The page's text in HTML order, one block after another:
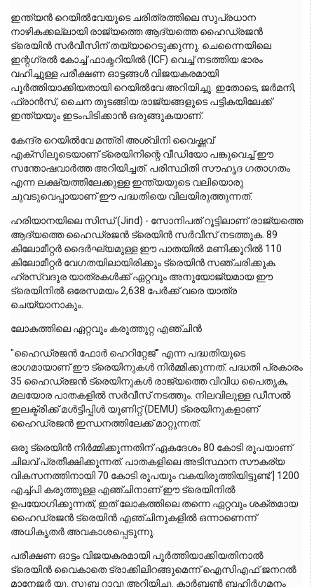
ഇന്ത്യൻ റെയിൽവേയുടെ ചരിത്രത്തിലെ സുപ്രധാന
നാഴികക്കല്ലായി രാജ്യത്തെ ആദ്യത്തെ ഹൈഡ്രജൻ
ട്രെയിൻ സർവീസിന് തയ്യാറെടുക്കുന്നു. ചെന്നൈയിലെ
ഇന്റഗ്രൽ കോച്ച് ഫാക്ടറിയിൽ (ICF) വെച്ച് നടത്തിയ ഭാരം
വഹിച്ചുള്ള പരീക്ഷണ ഓട്ടങ്ങൾ വിജയകരമായി
പൂർത്തിയാക്കിയതായി റെയിൽവേ അറിയിച്ചു. ഇതോടെ, ജർമനി,
ഫ്രാൻസ്, ചൈന തുടങ്ങിയ രാജ്യങ്ങളുടെ പട്ടികയിലേക്ക്
ഇന്ത്യയും ഇടംപിടിക്കാൻ ഒരുങ്ങുകയാണ്.
കേന്ദ്ര റെയിൽവേ മന്ത്രി അശ്വിനി വൈഷ്ണവ്
എക്‌സിലൂടെയാണ് ട്രെയിനിന്റെ വീഡിയോ പങ്കുവെച്ച് ഈ
സന്തോഷവാർത്ത അറിയിച്ചത്. പരിസ്ഥിതി സൗഹൃദ ഗതാഗതം
എന്ന ലക്ഷ്യത്തിലേക്കുള്ള ഇന്ത്യയുടെ വലിയൊരു
ചുവടുവെപ്പായാണ് ഈ പദ്ധതിയെ വിലയിരുത്തുന്നത്.
ഹരിയാനയിലെ സിന്ധ് (Jind) - സോനിപത് റൂട്ടിലാണ് രാജ്യത്തെ
ആദ്യത്തെ ഹൈഡ്രജൻ ട്രെയിൻ സർവീസ് നടത്തുക. 89
കിലോമീറ്റർ ദൈർഘ്യമുള്ള ഈ പാതയിൽ മണിക്കൂറിൽ 110
കിലോമീറ്റർ വേഗതയിലായിരിക്കും ട്രെയിൻ സഞ്ചരിക്കുക.
ഹ്രസ്വദൂര യാത്രകൾക്ക് ഏറ്റവും അനുയോജ്യമായ ഈ
ട്രെയിനിൽ ഒരേസമയം 2,638 പേർക്ക് വരെ യാത്ര
ചെയ്യാനാകും.
ലോകത്തിലെ ഏറ്റവും കരുത്തുറ്റ എഞ്ചിൻ
"ഹൈഡ്രജൻ ഫോർ ഹെറിറ്റേജ്" എന്ന പദ്ധതിയുടെ
ഭാഗമായാണ് ഈ ട്രെയിനുകൾ നിർമ്മിക്കുന്നത്. പദ്ധതി പ്രകാരം
35 ഹൈഡ്രജൻ ട്രെയിനുകൾ രാജ്യത്തെ വിവിധ പൈതൃക,
മലയോര പാതകളിൽ സർവീസ് നടത്തും. നിലവിലുള്ള ഡീസൽ
ഇലക്ട്രിക്ക് മൾട്ടിപ്പിൾ യൂണിറ്റ് (DEMU) ട്രെയിനുകളാണ്
ഹൈഡ്രജൻ ഇന്ധനത്തിലേക്ക് മാറ്റുന്നത്.
ഒരു ട്രെയിൻ നിർമ്മിക്കുന്നതിന് ഏകദേശം 80 കോടി രൂപയാണ്
ചിലവ് പ്രതീക്ഷിക്കുന്നത്. പാതകളിലെ അടിസ്ഥാന സൗകര്യ
വികസനത്തിനായി 70 കോടി രൂപയും വകയിരുത്തിയിട്ടുണ്ട്.] 1200
എച്ച്പി കരുത്തുള്ള എഞ്ചിനാണ് ഈ ട്രെയിനിൽ
ഉപയോഗിക്കുന്നത്, ഇത് ലോകത്തിലെ തന്നെ ഏറ്റവും ശക്തമായ
ഹൈഡ്രജൻ ട്രെയിൻ എഞ്ചിനുകളിൽ ഒന്നാണെന്ന്
അധികൃതർ അവകാശപ്പെടുന്നു.
പരീക്ഷണ ഓട്ടം വിജയകരമായി പൂർത്തിയാക്കിയതിനാൽ
ട്രെയിൻ വൈകാതെ ട്രാക്കിലിറങ്ങുമെന്ന് ഐസിഎഫ് ജനറൽ
മാനേജർ യു. സുബ്ബ റാവു അറിയിച്ചു. കാർബൺ ബഹിർഗമനം